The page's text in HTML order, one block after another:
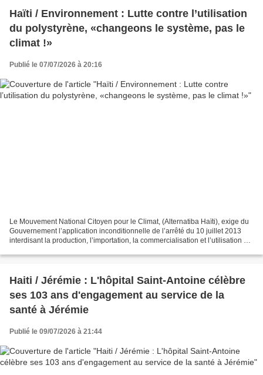
Haïti / Environnement : Lutte contre l’utilisation
du polystyrène, «changeons le système, pas le
climat !»
Publié le 07/07/2026 à 20:16
Le Mouvement National Citoyen pour le Climat, (Alternatiba Haïti), exige du
Gouvernement l’application inconditionnelle de l’arrêté du 10 juillet 2013
interdisant la production, l’importation, la commercialisation et l’utilisation du
Haiti / Jérémie : L'hôpital Saint-Antoine célèbre
ses 103 ans d'engagement au service de la
santé à Jérémie
Publié le 09/07/2026 à 21:44